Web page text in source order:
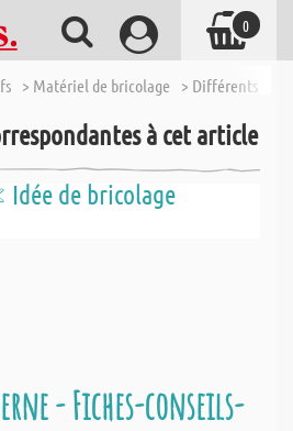
> Matériel de bricolage > Différents
à cet article
Idée de bricolage
- Fiches-conseils-
0